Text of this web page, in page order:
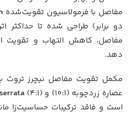
مفاصل با فرمولاسیون تقویت‌شده
دو برابر) طراحی شده تا حداکثر
مفاصل، کاهش التهاب و تقویت
دهد.
مکمل تقویت مفاصل نیچرز تروث
عصاره زردچوبه (10:1) و
است و فاقد ترکیبات حساسیت‌زا